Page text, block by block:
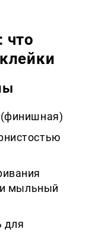
что
мыльный
для